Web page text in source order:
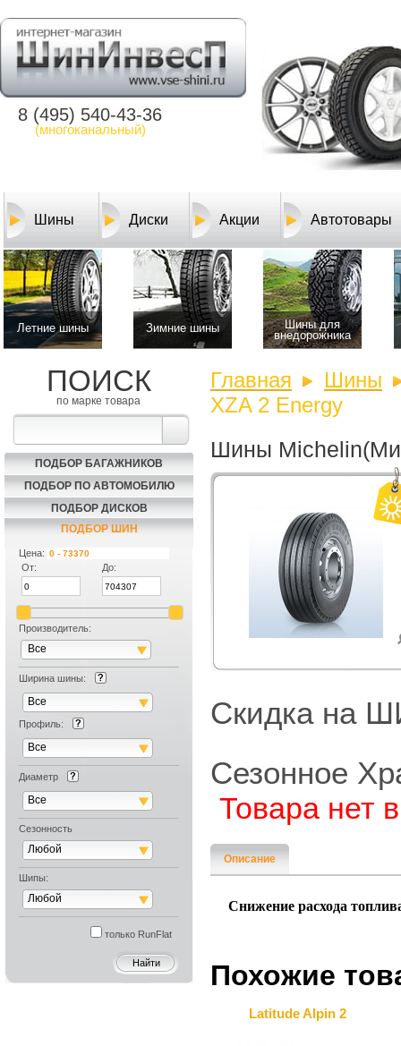
8 (495) 540-43-36
(многоканальный)
Шины Диски Акции Автотовары
Летние шины Зимние шины
Шины для
внедорожника
ПОИСК
по марке товара
ПОДБОР БАГАЖНИКОВ
ПОДБОР ПО АВТОМОБИЛЮ
ПОДБОР ДИСКОВ
ПОДБОР ШИН
Цена:
От:
До:
Производитель:
Все
Ширина шины:
Все
Профиль:
Все
Диаметр
Все
Сезонность
Любой
Шипы:
Любой
только RunFlat
Главная
Шины
XZA 2 Energy
Шины
Скидка на
Сезонное
Товара нет
Описание
Снижение расхода
Похожие
Latitude Alpin 2